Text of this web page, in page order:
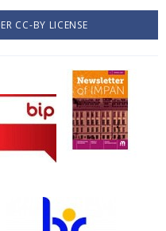
CC-BY LICENSE